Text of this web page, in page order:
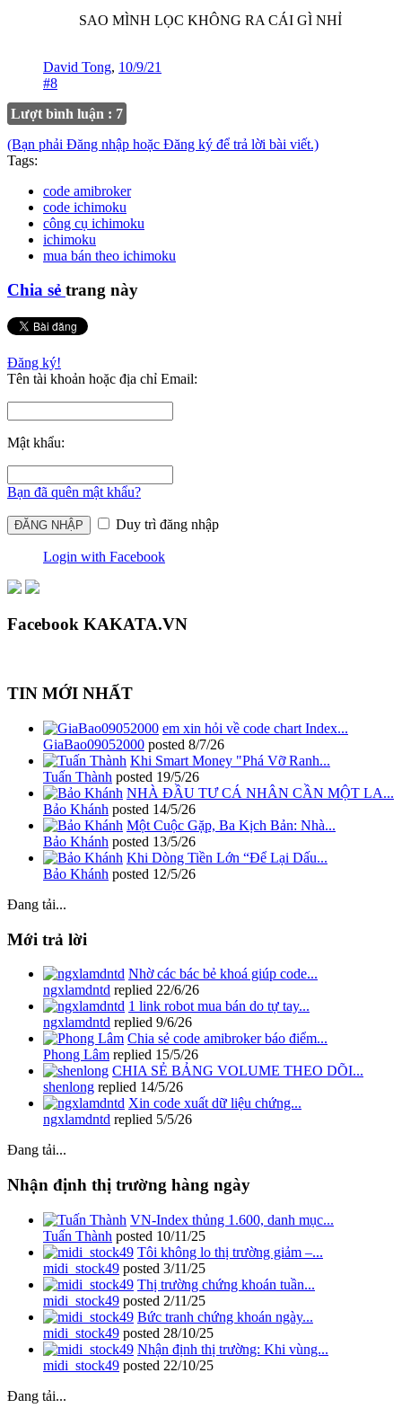
SAO MÌNH LỌC KHÔNG RA CÁI GÌ NHỈ
David Tong, 10/9/21
#8
Lượt bình luận : 7
(Bạn phải Đăng nhập hoặc Đăng ký để trả lời bài viết.)
Tags:
code amibroker
code ichimoku
công cụ ichimoku
ichimoku
mua bán theo ichimoku
Chia sẻ trang này
Đăng ký!
Tên tài khoản hoặc địa chỉ Email:
Mật khẩu:
Bạn đã quên mật khẩu?
Duy trì đăng nhập
Login with Facebook
Facebook KAKATA.VN
TIN MỚI NHẤT
em xin hỏi về code chart Index...
GiaBao09052000 posted 8/7/26
Khi Smart Money "Phá Vỡ Ranh...
Tuấn Thành posted 19/5/26
NHÀ ĐẦU TƯ CÁ NHÂN CẦN MỘT LA...
Bảo Khánh posted 14/5/26
Một Cuộc Gặp, Ba Kịch Bản: Nhà...
Bảo Khánh posted 13/5/26
Khi Dòng Tiền Lớn “Để Lại Dấu...
Bảo Khánh posted 12/5/26
Đang tải...
Mới trả lời
Nhờ các bác bẻ khoá giúp code...
ngxlamdntd replied 22/6/26
1 link robot mua bán do tự tay...
ngxlamdntd replied 9/6/26
Chia sẻ code amibroker báo điểm...
Phong Lâm replied 15/5/26
CHIA SẺ BẢNG VOLUME THEO DÕI...
shenlong replied 14/5/26
Xin code xuất dữ liệu chứng...
ngxlamdntd replied 5/5/26
Đang tải...
Nhận định thị trường hàng ngày
VN-Index thủng 1.600, danh mục...
Tuấn Thành posted 10/11/25
Tôi không lo thị trường giảm –...
midi_stock49 posted 3/11/25
Thị trường chứng khoán tuần...
midi_stock49 posted 2/11/25
Bức tranh chứng khoán ngày...
midi_stock49 posted 28/10/25
Nhận định thị trường: Khi vùng...
midi_stock49 posted 22/10/25
Đang tải...